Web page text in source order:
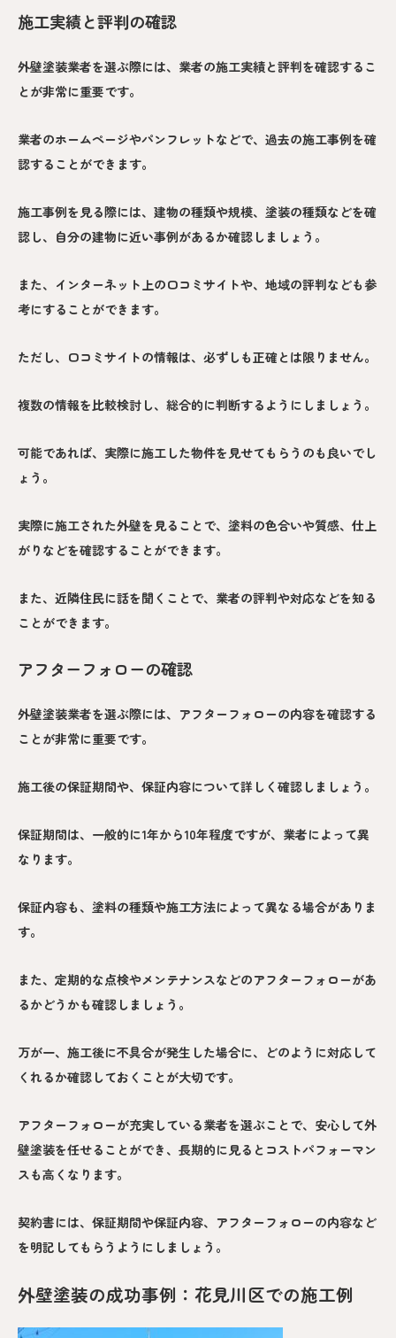
施工実績と評判の確認
外壁塗装業者を選ぶ際には、業者の施工実績と評判を確認するこ
とが非常に重要です。
業者のホームページやパンフレットなどで、過去の施工事例を確
認することができます。
施工事例を見る際には、建物の種類や規模、塗装の種類などを確
認し、自分の建物に近い事例があるか確認しましょう。
また、インターネット上の口コミサイトや、地域の評判なども参
考にすることができます。
ただし、口コミサイトの情報は、必ずしも正確とは限りません。
複数の情報を比較検討し、総合的に判断するようにしましょう。
可能であれば、実際に施工した物件を見せてもらうのも良いでし
ょう。
実際に施工された外壁を見ることで、塗料の色合いや質感、仕上
がりなどを確認することができます。
また、近隣住民に話を聞くことで、業者の評判や対応などを知る
ことができます。
アフターフォローの確認
外壁塗装業者を選ぶ際には、アフターフォローの内容を確認する
ことが非常に重要です。
施工後の保証期間や、保証内容について詳しく確認しましょう。
保証期間は、一般的に1年から10年程度ですが、業者によって異
なります。
保証内容も、塗料の種類や施工方法によって異なる場合がありま
す。
また、定期的な点検やメンテナンスなどのアフターフォローがあ
るかどうかも確認しましょう。
万が一、施工後に不具合が発生した場合に、どのように対応して
くれるか確認しておくことが大切です。
アフターフォローが充実している業者を選ぶことで、安心して外
壁塗装を任せることができ、長期的に見るとコストパフォーマン
スも高くなります。
契約書には、保証期間や保証内容、アフターフォローの内容など
を明記してもらうようにしましょう。
外壁塗装の成功事例：花見川区での施工例